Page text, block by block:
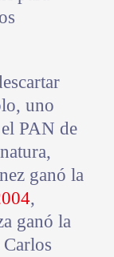
uno
PAN de
ganó la
,
ganó la